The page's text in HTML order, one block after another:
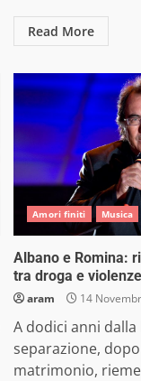
Read More
Amori finiti Musica
Albano e Romina:
tra droga e violenze
aram 14
A dodici anni
separazione,
matrimonio,